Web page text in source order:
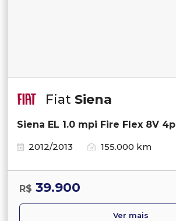
Fiat Siena
Siena EL 1.0 mpi Fire Flex 8V 4p
2012/2013
155.000 km
R$ 39.900
Ver mais